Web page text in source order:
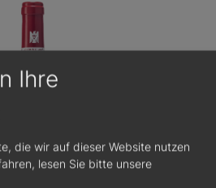
Ihre
die wir auf dieser Website nutzen
lesen Sie bitte unsere